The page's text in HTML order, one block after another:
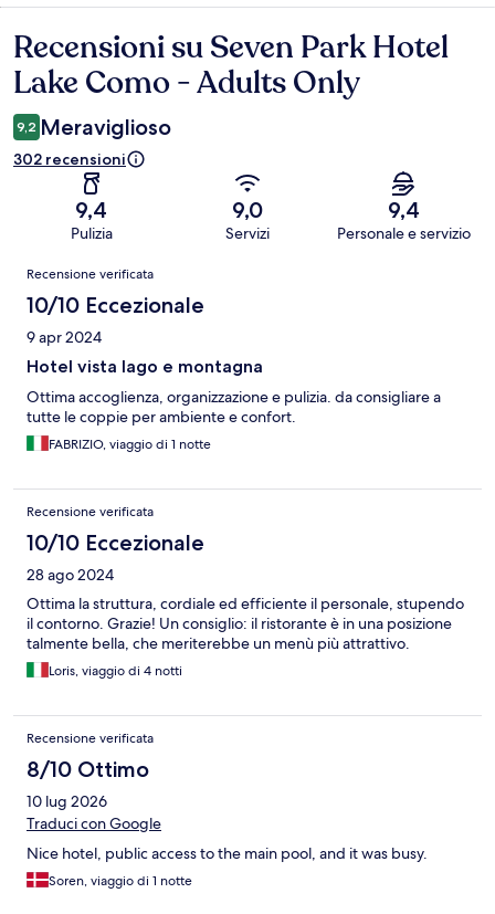
Recensioni
Recensioni su Seven Park Hotel
Lake Como - Adults Only
9,2 Meraviglioso
302 recensioni
9,4
Pulizia
9,0
Servizi
9,4
Personale e servizio
Recensioni
Recensione verificata
10/10 Eccezionale
9 apr 2024
Hotel vista lago e montagna
Ottima accoglienza, organizzazione e pulizia. da consigliare a
tutte le coppie per ambiente e confort.
FABRIZIO, viaggio di 1 notte
Recensione verificata
10/10 Eccezionale
28 ago 2024
Ottima la struttura, cordiale ed efficiente il personale, stupendo
il contorno. Grazie! Un consiglio: il ristorante è in una posizione
talmente bella, che meriterebbe un menù più attrattivo.
Loris, viaggio di 4 notti
Recensione verificata
8/10 Ottimo
10 lug 2026
Traduci con Google
Nice hotel, public access to the main pool, and it was busy.
Soren, viaggio di 1 notte